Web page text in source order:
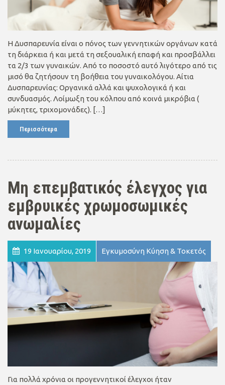
Η Δυσπαρευνία είναι ο πόνος των γεννητικών οργάνων κατά
τη διάρκεια ή και μετά τη σεξουαλική επαφή και προσβάλλει
τα 2/3 των γυναικών. Από το ποσοστό αυτό λιγότερο από τις
μισό θα ζητήσουν τη βοήθεια του γυναικολόγου. Αίτια
Δυσπαρευνίας: Οργανικά αλλά και ψυχολογικά ή και
συνδυασμός. Λοίμωξη του κόλπου από κοινά μικρόβια (
μύκητες, τριχομονάδες). […]
Περισσότερα
Μη επεμβατικός έλεγχος για
εμβρυικές χρωμοσωμικές
ανωμαλίες
19 Ιανουαρίου, 2019 Εγκυμοσύνη Κύηση & Τοκετός
Για πολλά χρόνια οι προγεννητικοί έλεγχοι ήταν